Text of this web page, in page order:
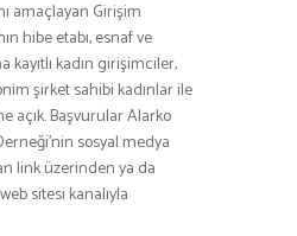
amaçlayan Girişim
hibe etabı, esnaf ve
kayıtlı kadın girişimciler,
şirket sahibi kadınlar ile
açık. Başvurular Alarko
sosyal medya
link üzerinden ya da
sitesi kanalıyla